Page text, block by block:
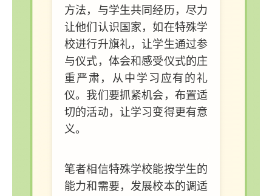
方法，与学生共同经历，尽力
让他们认识国家，如在特殊学
校进行升旗礼，让学生通过参
与仪式，体会和感受仪式的庄
重严肃，从中学习应有的礼
仪。我们要抓紧机会，布置适
切的活动，让学习变得更有意
义。
笔者相信特殊学校能按学生的
能力和需要，发展校本的调适